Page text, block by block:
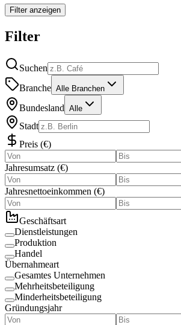
Filter anzeigen
Filter
Suchen
Branche Alle Branchen
Bundesland Alle
Stadt
Preis (€)
Jahresumsatz (€)
Jahresnettoeinkommen (€)
Geschäftsart
Dienstleistungen
Produktion
Handel
Übernahmeart
Gesamtes Unternehmen
Mehrheitsbeteiligung
Minderheitsbeteiligung
Gründungsjahr